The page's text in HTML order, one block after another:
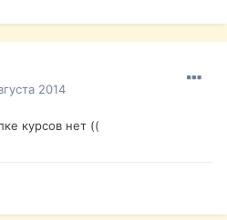
2014
курсов нет ((